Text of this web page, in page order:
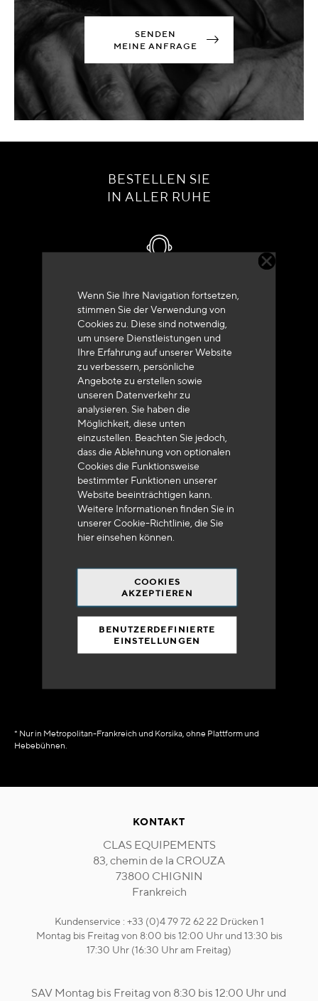
Wenn Sie Ihre Navigation fortsetzen,
stimmen Sie der Verwendung von
Cookies zu. Diese sind notwendig,
um unsere Dienstleistungen und
Ihre Erfahrung auf unserer Website
zu verbessern, persönliche
Angebote zu erstellen sowie
unseren Datenverkehr zu
analysieren. Sie haben die
Möglichkeit, diese unten
einzustellen. Beachten Sie jedoch,
dass die Ablehnung von optionalen
Cookies die Funktionsweise
bestimmter Funktionen unserer
Website beeinträchtigen kann.
Weitere Informationen finden Sie in
unserer Cookie-Richtlinie, die Sie
hiereinsehen können.
COOKIES
AKZEPTIEREN
BENUTZERDEFINIERTE
EINSTELLUNGEN
SENDEN
MEINE ANFRAGE
BESTELLEN SIE
IN ALLER RUHE
Kundenservice
+33 (0)4 79 72 62 22 Drücken 1
Lieferung innerhalb von 48 bis 72 Stunden in
Metropolitan-Frankreich
Versandkostenfrei
bei 250 Euros*
90% des Katalogs
in Verfügbarkeit
* Nur in Metropolitan-Frankreich und Korsika, ohne Plattform und
Hebebühnen.
KONTAKT
CLAS EQUIPEMENTS
83, chemin de la CROUZA
73800 CHIGNIN
Frankreich
Kundenservice : +33 (0)4 79 72 62 22 Drücken 1
Montag bis Freitag von 8:00 bis 12:00 Uhr und 13:30 bis
17:30 Uhr (16:30 Uhr am Freitag)
SAV Montag bis Freitag von 8:30 bis 12:00 Uhr und